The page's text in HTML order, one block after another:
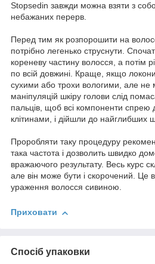
Stopsedin завжди можна взяти з
небажаних перерв.
Перед тим як розпорошити на
потрібно легенько струснути.
кореневу частину волосся, а потім
по всій довжині. Краще, якщо
сухими або трохи вологими, але не
маніпуляцій шкіру голови слід
пальців, щоб всі компоненти спрею
клітинами, і дійшли до найглибших
Проробляти таку процедуру
така частота і дозволить швидко
вражаючого результату. Весь курс
але він може бути і скорочений. Це
ураження волосся сивиною.
Приховати
Спосіб упаковки